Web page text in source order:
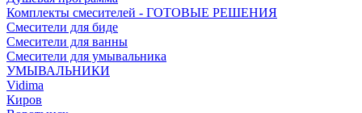
Комплекты смесителей - ГОТОВЫЕ РЕШЕНИЯ
Смесители для биде
Смесители для ванны
Смесители для умывальника
УМЫВАЛЬНИКИ
Vidima
Киров